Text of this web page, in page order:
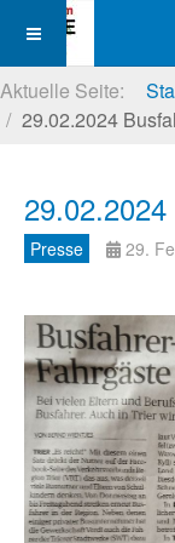
Aktuelle Seite:
29.02.2024
Presse 29.